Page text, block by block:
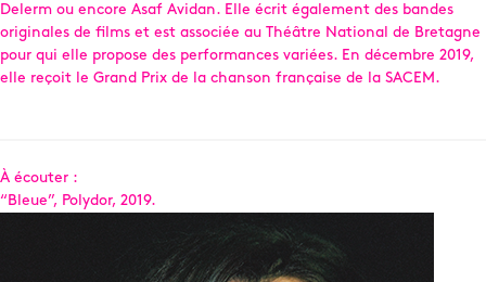
Delerm ou encore Asaf Avidan. Elle écrit également des bandes
originales de films et est associée au Théâtre National de Bretagne
pour qui elle propose des performances variées. En décembre 2019,
elle reçoit le Grand Prix de la chanson française de la SACEM.
À écouter :
“Bleue”, Polydor, 2019.